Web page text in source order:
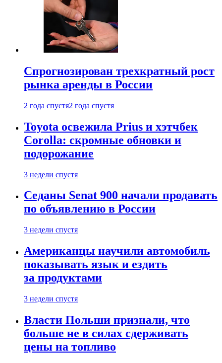
Спрогнозирован трехкратный рост
рынка аренды в России
2 года спустя2 года спустя
Toyota освежила Prius и хэтчбек
Corolla: скромные обновки и
подорожание
3 недели спустя
Седаны Senat 900 начали продавать
по объявлению в России
3 недели спустя
Американцы научили автомобиль
показывать язык и ездить
за продуктами
3 недели спустя
Власти Польши признали, что
больше не в силах сдерживать
цены на топливо